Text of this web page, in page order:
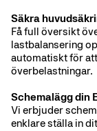
Säkra
Få full översikt
lastbalansering
automatiskt för
överbelastningar.
Schemalägg din
Vi erbjuder
enklare ställa in